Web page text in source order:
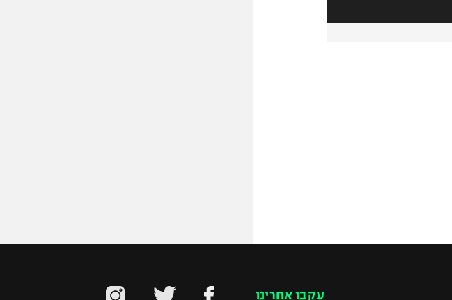
עקבו אחרינו